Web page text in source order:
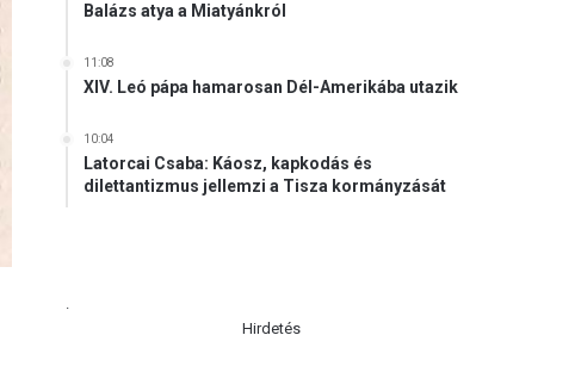
Balázs atya a Miatyánkról
11:08
XIV. Leó pápa hamarosan Dél-Amerikába utazik
10:04
Latorcai Csaba: Káosz, kapkodás és
dilettantizmus jellemzi a Tisza kormányzását
.
Hirdetés